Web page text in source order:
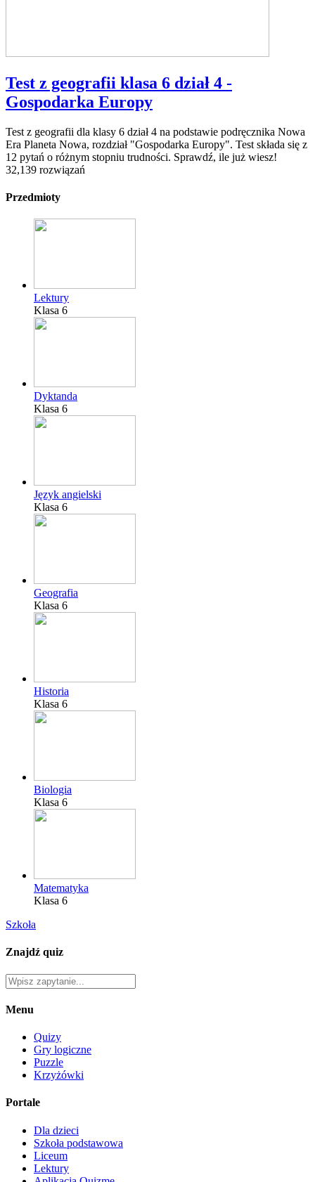
Test z geografii klasa 6 dział 4 -
Gospodarka Europy
Test z geografii dla klasy 6 dział 4 na podstawie podręcznika Nowa
Era Planeta Nowa, rozdział "Gospodarka Europy". Test składa się z
12 pytań o różnym stopniu trudności. Sprawdź, ile już wiesz!
32,139 rozwiązań
Przedmioty
Lektury
Klasa 6
Dyktanda
Klasa 6
Język angielski
Klasa 6
Geografia
Klasa 6
Historia
Klasa 6
Biologia
Klasa 6
Matematyka
Klasa 6
Szkoła
Znajdź quiz
Menu
Quizy
Gry logiczne
Puzzle
Krzyżówki
Portale
Dla dzieci
Szkoła podstawowa
Liceum
Lektury